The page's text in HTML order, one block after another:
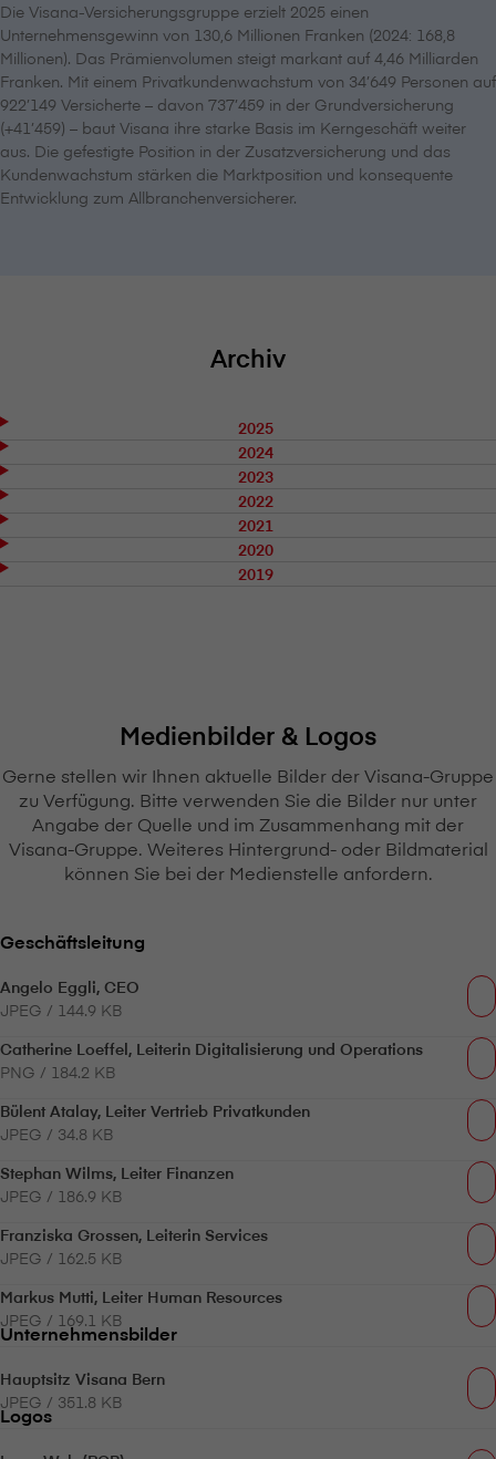
Die V⁠i⁠s⁠a⁠n⁠a-Versicherungsgruppe erzielt 2025 einen
Unternehmensgewinn von 130,6 Millionen Franken (2024: 168,8
Millionen). Das Prämienvolumen steigt markant auf 4,46 Milliarden
Franken. Mit einem Privatkundenwachstum von 34’649 Personen auf
922’149 Versicherte – davon 737’459 in der Grundversicherung
(+41’459) – baut V⁠i⁠s⁠a⁠n⁠a ihre starke Basis im Kerngeschäft weiter
aus. Die gefestigte Position in der Zusatzversicherung und das
Kundenwachstum stärken die Marktposition und konsequente
Entwicklung zum Allbranchenversicherer.
Archiv
2025
2024
2023
2022
2021
2020
2019
Medienbilder & Logos
Gerne stellen wir Ihnen aktuelle Bilder der V⁠i⁠s⁠a⁠n⁠a-Gruppe
zu Verfügung. Bitte verwenden Sie die Bilder nur unter
Angabe der Quelle und im Zusammenhang mit der
V⁠i⁠s⁠a⁠n⁠a-Gruppe. Weiteres Hintergrund- oder Bildmaterial
können Sie bei der Medienstelle anfordern.
Geschäftsleitung
Angelo Eggli, CEO
JPEG / 144.9 KB
Catherine Loeffel, Leiterin Digitalisierung und Operations
PNG / 184.2 KB
Bülent Atalay, Leiter Vertrieb Privatkunden
JPEG / 34.8 KB
Stephan Wilms, Leiter Finanzen
JPEG / 186.9 KB
Franziska Grossen, Leiterin Services
JPEG / 162.5 KB
Markus Mutti, Leiter Human Resources
JPEG / 169.1 KB
Unternehmensbilder
Hauptsitz V⁠i⁠s⁠a⁠n⁠a Bern
JPEG / 351.8 KB
Logos